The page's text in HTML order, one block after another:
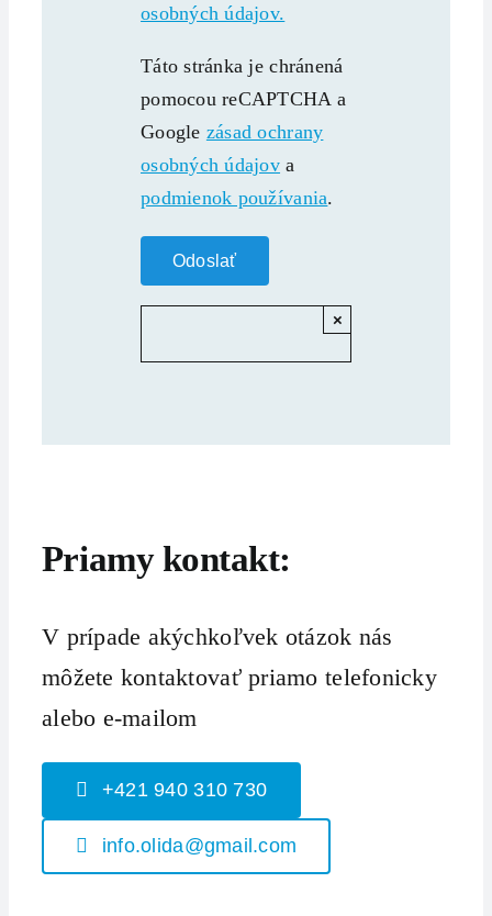
osobných údajov.
Táto stránka je chránená
pomocou reCAPTCHA a
Google zásad ochrany
osobných údajov a
podmienok používania.
×
Priamy kontakt:
V prípade akýchkoľvek otázok nás
môžete kontaktovať priamo telefonicky
alebo e-mailom
+421 940 310 730
info.olida@gmail.com